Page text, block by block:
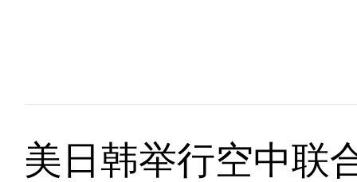
美日韩举行空中联